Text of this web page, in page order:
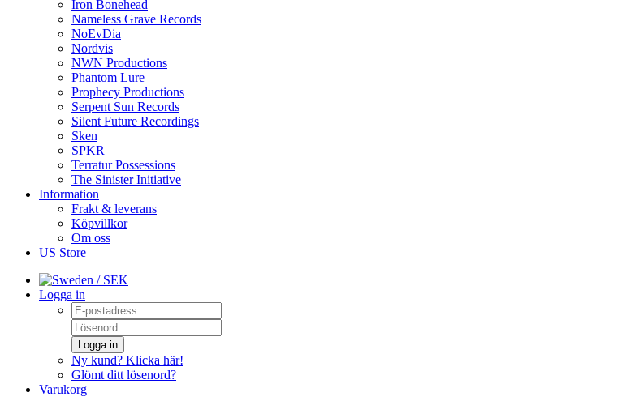
Iron Bonehead
Nameless Grave Records
NoEvDia
Nordvis
NWN Productions
Phantom Lure
Prophecy Productions
Serpent Sun Records
Silent Future Recordings
Sken
SPKR
Terratur Possessions
The Sinister Initiative
Information
Frakt & leverans
Köpvillkor
Om oss
US Store
/ SEK
Logga in
Logga in
Ny kund? Klicka här!
Glömt ditt lösenord?
Varukorg